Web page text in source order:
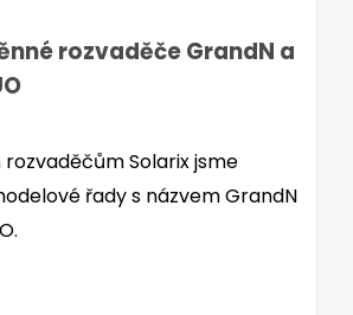
rozvaděče GrandN a
Solarix jsme
řady s názvem GrandN